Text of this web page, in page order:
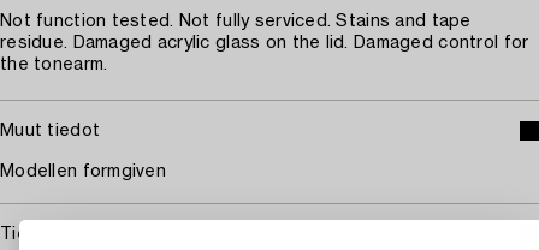
Not function tested. Not fully serviced. Stains and tape
residue. Damaged acrylic glass on the lid. Damaged control for
the tonearm.
Muut tiedot
Modellen formgiven
Tietoa ostamisesta